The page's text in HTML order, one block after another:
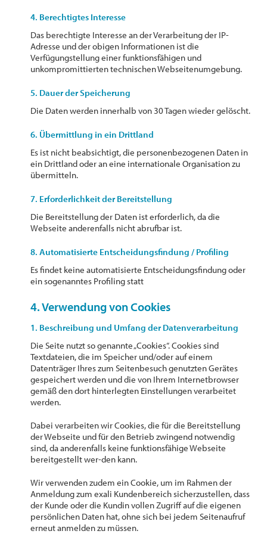
4. Berechtigtes Interesse
Das berechtigte Interesse an der Verarbeitung der IP-
Adresse und der obigen Informationen ist die
Verfügungstellung einer funktionsfähigen und
unkompromittierten technischen Webseitenumgebung.
5. Dauer der Speicherung
Die Daten werden innerhalb von 30 Tagen wieder gelöscht.
6. Übermittlung in ein Drittland
Es ist nicht beabsichtigt, die personenbezogenen Daten in
ein Drittland oder an eine internationale Organisation zu
übermitteln.
7. Erforderlichkeit der Bereitstellung
Die Bereitstellung der Daten ist erforderlich, da die
Webseite anderenfalls nicht abrufbar ist.
8. Automatisierte Entscheidungsfindung / Profiling
Es findet keine automatisierte Entscheidungsfindung oder
ein sogenanntes Profiling statt
4. Verwendung von Cookies
1. Beschreibung und Umfang der Datenverarbeitung
Die Seite nutzt so genannte „Cookies“. Cookies sind
Textdateien, die im Speicher und/oder auf einem
Datenträger Ihres zum Seitenbesuch genutzten Gerätes
gespeichert werden und die von Ihrem Internetbrowser
gemäß den dort hinterlegten Einstellungen verarbeitet
werden.
Dabei verarbeiten wir Cookies, die für die Bereitstellung
der Webseite und für den Betrieb zwingend notwendig
sind, da anderenfalls keine funktionsfähige Webseite
bereitgestellt wer-den kann.
Wir verwenden zudem ein Cookie, um im Rahmen der
Anmeldung zum exali Kundenbereich sicherzustellen, dass
der Kunde oder die Kundin vollen Zugriff auf die eigenen
persönlichen Daten hat, ohne sich bei jedem Seitenaufruf
erneut anmelden zu müssen.